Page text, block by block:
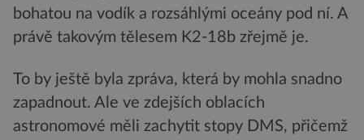
bohatou na vodík a rozsáhlými oceány pod ní. A
právě takovým tělesem K2-18b zřejmě je.
To by ještě byla zpráva, která by mohla snadno
zapadnout. Ale ve zdejších oblacích
astronomové měli zachytit stopy DMS, přičemž